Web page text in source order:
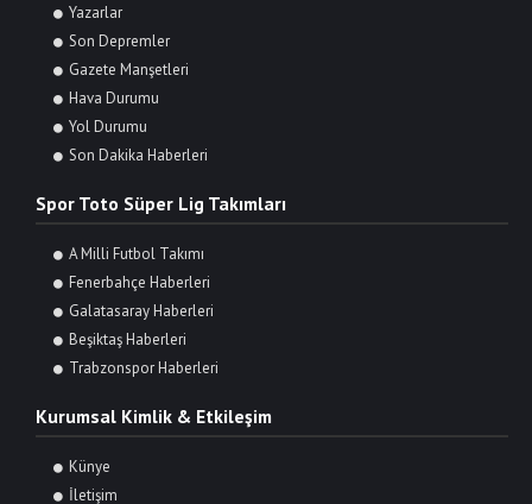
Yazarlar
Son Depremler
Gazete Manşetleri
Hava Durumu
Yol Durumu
Son Dakika Haberleri
Spor Toto Süper Lig Takımları
A Milli Futbol Takımı
Fenerbahçe Haberleri
Galatasaray Haberleri
Beşiktaş Haberleri
Trabzonspor Haberleri
Kurumsal Kimlik & Etkileşim
Künye
İletişim